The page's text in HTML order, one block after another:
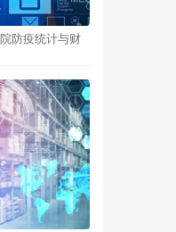
防疫统计与财